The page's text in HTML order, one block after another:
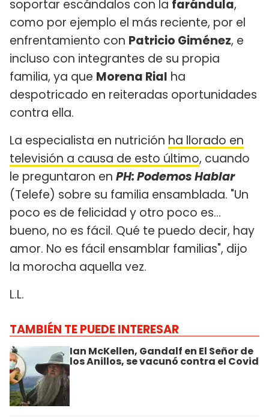
soportar escándalos con la farándula,
como por ejemplo el más reciente, por el
enfrentamiento con Patricio Giménez, e
incluso con integrantes de su propia
familia, ya que Morena Rial ha
despotricado en reiteradas oportunidades
contra ella.
La especialista en nutrición ha llorado en
televisión a causa de esto último, cuando
le preguntaron en PH: Podemos Hablar
(Telefe) sobre su familia ensamblada. "Un
poco es de felicidad y otro poco es...
bueno, no es fácil. Qué te puedo decir, hay
amor. No es fácil ensamblar familias", dijo
la morocha aquella vez.
L.L.
TAMBIÉN TE PUEDE INTERESAR
Ian McKellen, Gandalf en El Señor de
los Anillos, se vacunó contra el Covid